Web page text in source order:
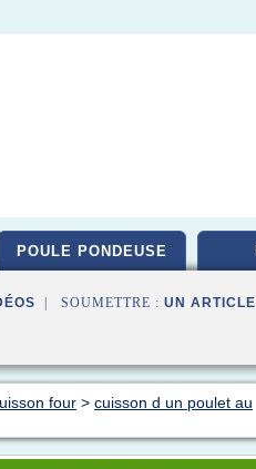
POULE PONDEUSE
| SOUMETTRE : UN ARTICLE
four > cuisson d un poulet au